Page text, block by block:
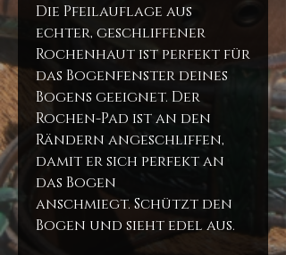
Die Pfeilauflage aus
echter, geschliffener
Rochenhaut ist perfekt für
das Bogenfenster deines
Bogens geeignet. Der
Rochen-Pad ist an den
Rändern angeschliffen,
damit er sich perfekt an
das Bogen
anschmiegt. Schützt den
Bogen und sieht edel aus.